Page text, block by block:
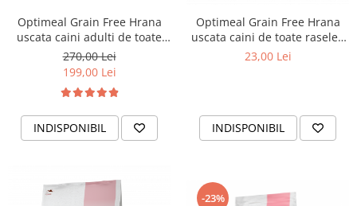
Optimeal Grain Free Hrana
uscata caini adulti de toate
rasele - Curcan si legume,
10kg
270,00 Lei
199,00 Lei
INDISPONIBIL
Optimeal Grain Free Hrana
uscata caini de toate rasele -
Curcan si legume, 650g
23,00 Lei
INDISPONIBIL
-23%